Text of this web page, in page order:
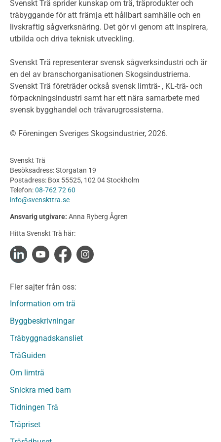
Termer och förkortningar
Planering
Klimatkalkylator hallar
Projektering av trähus - generellt
Byggsystem
Fasadsystem i skivmaterial
Bullerskärmar och andra utomhuskonstruktioner
Byggnation och utförande
Utförande
Produkter
Konstruktionsvirke
Konstruktionsvirke Behandlat
Konstruktionsvirke Fingerskarvat
Konstruktionsvirke Fingerskarvat Obehandlat
Limträ
Fanerträ
Fanerträ Obehandlat
Träpanel och Utvändig beklädnad Behandlat
Träpanel och utvändig beklädnad Obehandlat
Trägolv
Sågat virke
Sågat virke Behandlat
Övriga träprodukter
Svenskt Trä sprider kunskap om trä, träprodukter och
träbyggande för att främja ett hållbart samhälle och en
livskraftig sågverksnäring. Det gör vi genom att inspirera,
utbilda och driva teknisk utveckling.
Svenskt Trä representerar svensk sågverksindustri och är
en del av branschorganisationen Skogsindustrierna.
Svenskt Trä företräder också svensk limträ- , KL-trä- och
förpackningsindustri samt har ett nära samarbete med
svensk bygghandel och trävarugrossisterna.
© Föreningen Sveriges Skogsindustrier, 2026.
Svenskt Trä
Besöksadress: Storgatan 19
Postadress: Box 55525, 102 04 Stockholm
Telefon:08-762 72 60
info@svenskttra.se
Ansvarig utgivare: Anna Ryberg Ågren
Hitta Svenskt Trä här:
Fler sajter från oss:
Information om trä
Byggbeskrivningar
Träbyggnadskansliet
TräGuiden
Om limträ
Snickra med barn
Tidningen Trä
Träpriset